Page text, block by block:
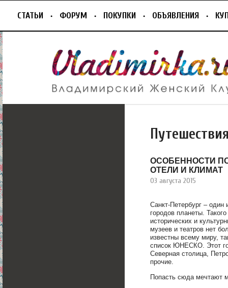
СТАТЬИ ФОРУМ ПОКУПКИ ОБЪЯВЛЕНИЯ
ОСОБЕННОСТИ
ОТЕЛИ И КЛИМАТ
03 августа 2015
Санкт-Петербург –
городов планеты.
исторических и
музеев и театров нет
известны всему миру,
список ЮНЕСКО. Этот
Северная столица,
прочие.
Попасть сюда мечтают